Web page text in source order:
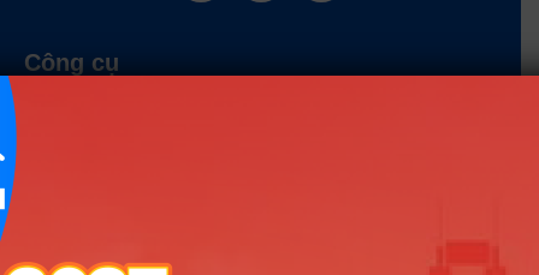
Công cụ
Tin tuyển sinh Đại học